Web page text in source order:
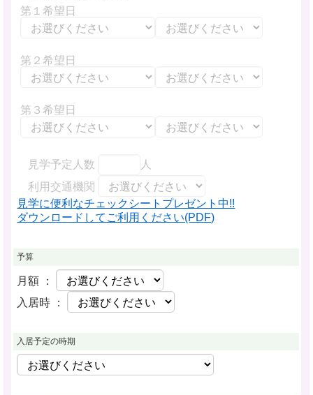
第１希望日
第２希望日
第３希望日
見学予定人数
人
利用交通機関
見学に便利なチェックシートプレゼント中!!
ダウンロードしてご利用ください(PDF)
予算
月額 ：
入居時 ：
入居予定の時期